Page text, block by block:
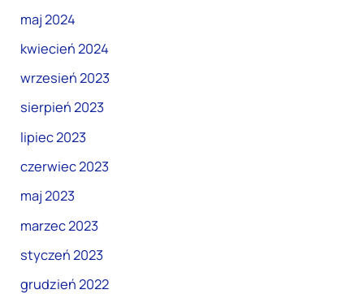
maj 2024
kwiecień 2024
wrzesień 2023
sierpień 2023
lipiec 2023
czerwiec 2023
maj 2023
marzec 2023
styczeń 2023
grudzień 2022